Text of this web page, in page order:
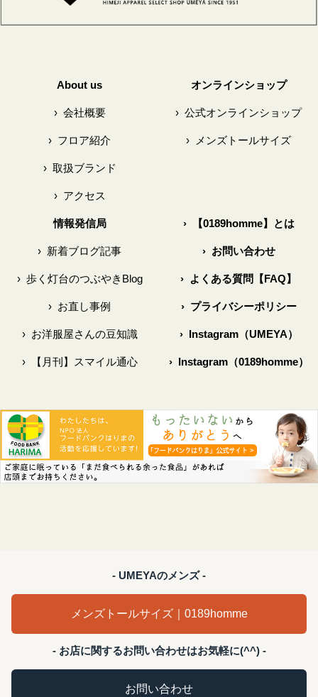
About us
›会社概要
› フロア紹介
›取扱ブランド
›アクセス
オンラインショップ
› 公式オンラインショップ
› メンズトールサイズ
情報発信局
› 新着ブログ記事
›歩く灯台のつぶやきBlog
› お直し事例
›お洋服屋さんの豆知識
›【月刊】スマイル通心
›【0189homme】とは
›お問い合わせ
› よくある質問【FAQ】
›プライバシーポリシー
›Instagram（UMEYA）
›Instagram（0189homme）
- UMEYAのメンズ -
メンズトールサイズ｜0189homme
- お店に関するお問い合わせはお気軽に(^^) -
お問い合わせ